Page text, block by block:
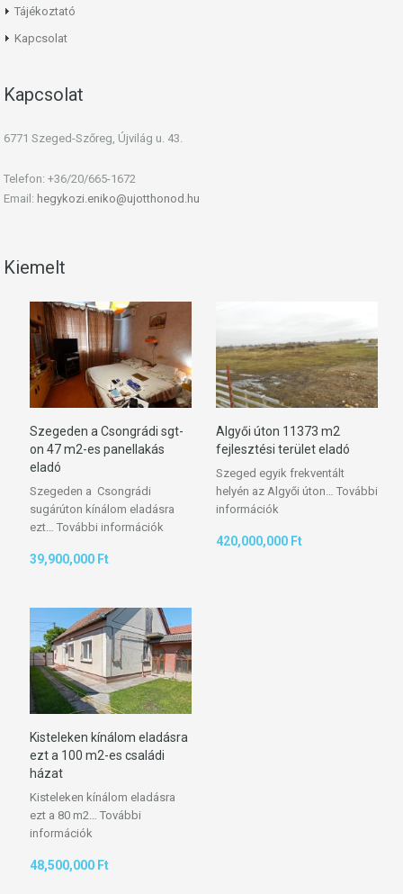
Tájékoztató
Kapcsolat
Kapcsolat
6771 Szeged-Szőreg, Újvilág u. 43.
Telefon: +36/20/665-1672
Email: hegykozi.eniko@ujotthonod.hu
Kiemelt
Szegeden a Csongrádi sgt-
on 47 m2-es panellakás
eladó
Szegeden a Csongrádi
sugárúton kínálom eladásra
ezt… További információk
39,900,000 Ft
Algyői úton 11373 m2
fejlesztési terület eladó
Szeged egyik frekventált
helyén az Algyői úton… További
információk
420,000,000 Ft
Kisteleken kínálom eladásra
ezt a 100 m2-es családi
házat
Kisteleken kínálom eladásra
ezt a 80 m2… További
információk
48,500,000 Ft